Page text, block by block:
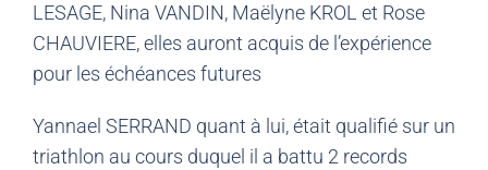
LESAGE, Nina VANDIN, Maëlyne KROL et Rose
CHAUVIERE, elles auront acquis de l’expérience
pour les échéances futures
Yannael SERRAND quant à lui, était qualifié sur un
triathlon au cours duquel il a battu 2 records